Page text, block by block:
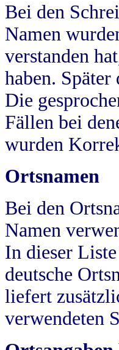
Bei den
Namen
verstanden
haben.
Die
Fällen bei
wurden
Ortsnamen
Bei den
Namen
In dieser
deutsche
liefert
verwendeten